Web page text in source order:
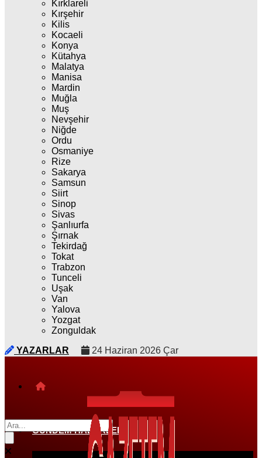
Kırklareli
Kırşehir
Kilis
Kocaeli
Konya
Kütahya
Malatya
Manisa
Mardin
Muğla
Muş
Nevşehir
Niğde
Ordu
Osmaniye
Rize
Sakarya
Samsun
Siirt
Sinop
Sivas
Şanlıurfa
Şırnak
Tekirdağ
Tokat
Trabzon
Tunceli
Uşak
Van
Yalova
Yozgat
Zonguldak
YAZARLAR
24 Haziran 2026 Çar
GÜNDEM HABERLERI